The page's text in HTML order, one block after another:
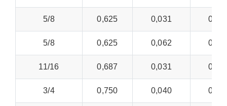
5/8 0,625 0,031
5/8 0,625 0,062
11/16 0,687 0,031
3/4 0,750 0,040